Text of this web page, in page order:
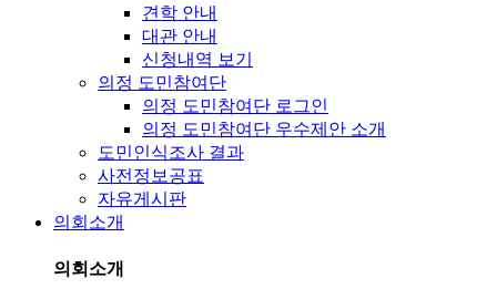
견학 안내
대관 안내
신청내역 보기
의정 도민참여단
의정 도민참여단 로그인
의정 도민참여단 우수제안 소개
도민인식조사 결과
사전정보공표
자유게시판
의회소개
의회소개